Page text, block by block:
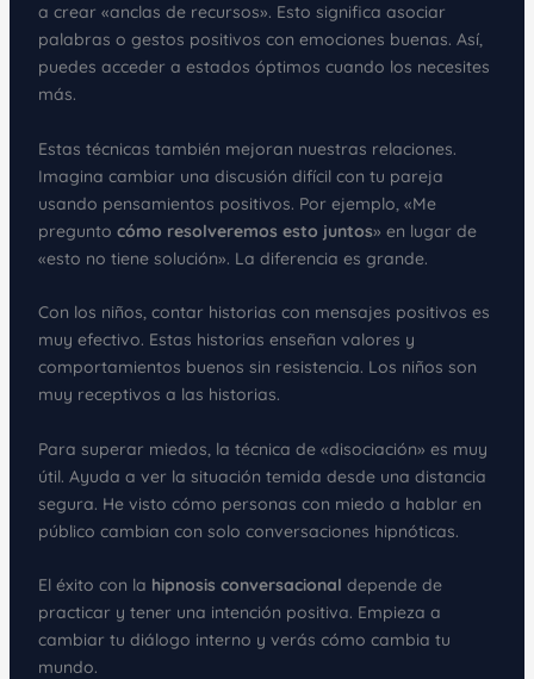
a crear «anclas de recursos». Esto significa asociar
palabras o gestos positivos con emociones buenas. Así,
puedes acceder a estados óptimos cuando los necesites
más.
Estas técnicas también mejoran nuestras relaciones.
Imagina cambiar una discusión difícil con tu pareja
usando pensamientos positivos. Por ejemplo, «Me
pregunto cómo resolveremos esto juntos» en lugar de
«esto no tiene solución». La diferencia es grande.
Con los niños, contar historias con mensajes positivos es
muy efectivo. Estas historias enseñan valores y
comportamientos buenos sin resistencia. Los niños son
muy receptivos a las historias.
Para superar miedos, la técnica de «disociación» es muy
útil. Ayuda a ver la situación temida desde una distancia
segura. He visto cómo personas con miedo a hablar en
público cambian con solo conversaciones hipnóticas.
El éxito con la hipnosis conversacional depende de
practicar y tener una intención positiva. Empieza a
cambiar tu diálogo interno y verás cómo cambia tu
mundo.